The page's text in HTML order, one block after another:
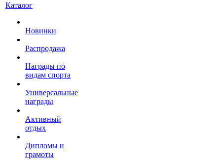
Каталог
Новинки
Распродажа
Награды по
видам спорта
Универсальные
награды
Активный
отдых
Дипломы и
грамоты